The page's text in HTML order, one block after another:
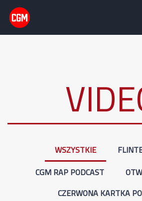
WSZYSTKIE
CGM RAP PODCAST
CZERWONA KARTKA